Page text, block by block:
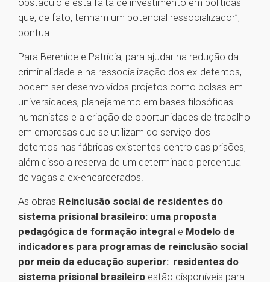
obstáculo é esta falta de investimento em políticas
que, de fato, tenham um potencial ressocializador”,
pontua.
Para Berenice e Patrícia, para ajudar na redução da
criminalidade e na ressocialização dos ex-detentos,
podem ser desenvolvidos projetos como bolsas em
universidades, planejamento em bases filosóficas
humanistas e a criação de oportunidades de trabalho
em empresas que se utilizam do serviço dos
detentos nas fábricas existentes dentro das prisões,
além disso a reserva de um determinado percentual
de vagas a ex-encarcerados.
As obras Reinclusão social de residentes do
sistema prisional brasileiro: uma proposta
pedagógica de formação integral e Modelo de
indicadores para programas de reinclusão social
por meio da educação superior: residentes do
sistema prisional brasileiro estão disponíveis para